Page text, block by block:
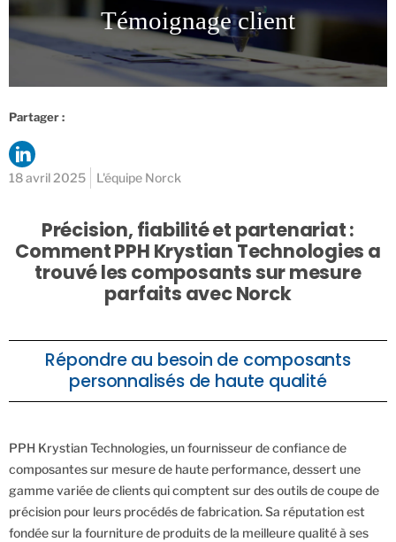
Témoignage client
Partager :
18 avril 2025 L'équipe Norck
Précision, fiabilité et partenariat :
Comment PPH Krystian Technologies a
trouvé les composants sur mesure
parfaits avec Norck
Répondre au besoin de composants
personnalisés de haute qualité
PPH Krystian Technologies, un fournisseur de confiance de
composantes sur mesure de haute performance, dessert une
gamme variée de clients qui comptent sur des outils de coupe de
précision pour leurs procédés de fabrication. Sa réputation est
fondée sur la fourniture de produits de la meilleure qualité à ses